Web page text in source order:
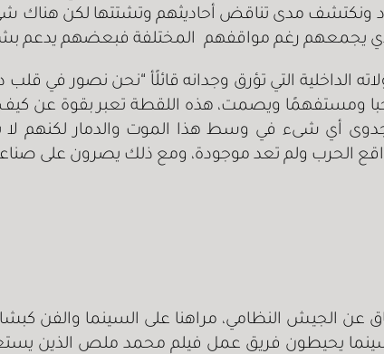
مدى تناقض أحاديثهم وتشتتها لكن هناك
يجمعهم رغم مواقفهم المختلفة فبعضهم يدعم
الداخلية التي تؤرق وجدانه قائلًأ “نحن نصور
ومستفهمًا ويصمت، هذه اللقطة تعبر بقوة عن
أي شىء في وسط هذا الموت والدمار لكنهم لا
الحرب ولم تعد موجودة، ومع ذلك يصرون على صناعة
عن الجيش النظامي، مراهنا على السينما والفن
يحيطون فريق عمل فيلم محمد ملص الذين